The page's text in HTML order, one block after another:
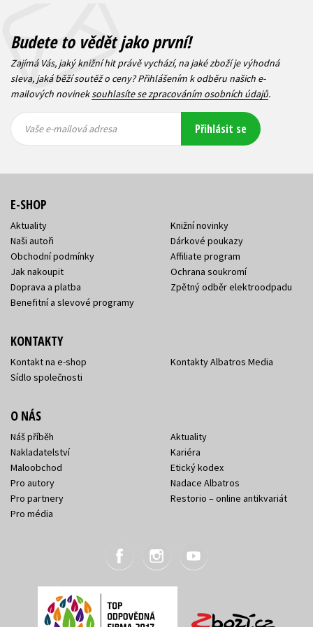
Budete to vědět jako první!
Zajímá Vás, jaký knižní hit právě vychází, na jaké zboží je výhodná
sleva, jaká běží soutěž o ceny? Přihlášením k odběru našich e-
mailových novineksouhlasíte se zpracováním osobních údajů.
mailová
mailová
Vaše e-mailová adresa Přihlásit se
E-SHOP
Aktuality
Naši autoři
Obchodní podmínky
Jak nakoupit
Doprava a platba
Benefitní a slevové programy
Knižní novinky
Dárkové poukazy
Affiliate program
Ochrana soukromí
Zpětný odběr elektroodpadu
KONTAKTY
Kontakt na e-shop
Sídlo společnosti
Kontakty Albatros Media
O NÁS
Náš příběh
Nakladatelství
Maloobchod
Pro autory
Pro partnery
Pro média
Aktuality
Kariéra
Etický kodex
Nadace Albatros
Restorio – online antikvariát